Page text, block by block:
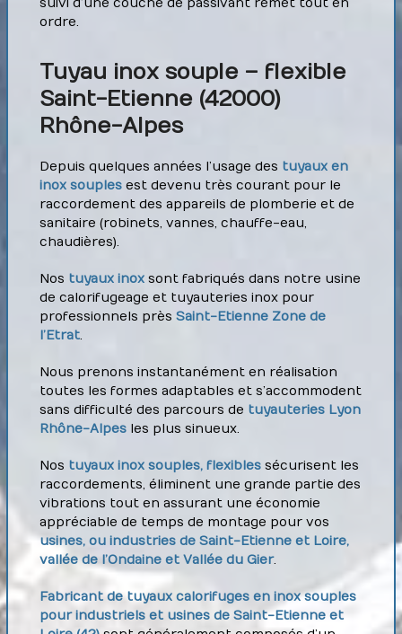
ordre.
Tuyau inox souple – flexible
Saint-Etienne (42000)
Rhône-Alpes
Depuis quelques années l’usage des tuyaux en
inox souples est devenu très courant pour le
raccordement des appareils de plomberie et de
sanitaire (robinets, vannes, chauffe-eau,
chaudières).
Nos tuyaux inox sont fabriqués dans notre usine
de calorifugeage et tuyauteries inox pour
professionnels prèsSaint-Etienne Zone de
l’Etrat.
Nous prenons instantanément en réalisation
toutes les formes adaptables et s’accommodent
sans difficulté des parcours de tuyauteries Lyon
Rhône-Alpes les plus sinueux.
Nos tuyaux inox souples, flexibles sécurisent les
raccordements, éliminent une grande partie des
vibrations tout en assurant une économie
appréciable de temps de montage pour vos
usines, ou industries de Saint-Etienne et Loire,
vallée de l’Ondaine et Vallée du Gier.
Fabricant de tuyaux calorifuges en inox souples
pour industriels et usines de Saint-Etienne et